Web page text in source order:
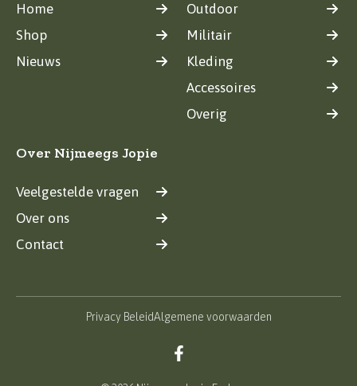
Home
Shop
Nieuws
Outdoor
Militair
Kleding
Accessoires
Overig
Over Nijmeegs Jopie
Veelgestelde vragen
Over ons
Contact
Privacy BeleidAlgemene voorwaarden